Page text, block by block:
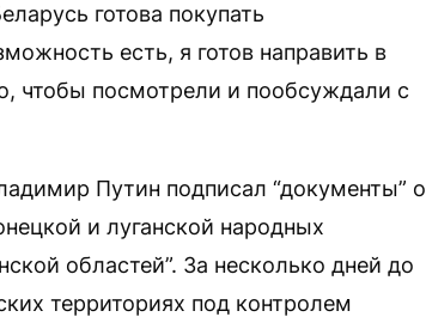
готова покупать
есть, я готов направить в
чтобы посмотрели и пообсуждали с
Путин подписал “документы” о
и луганской народных
областей”. За несколько дней до
территориях под контролем